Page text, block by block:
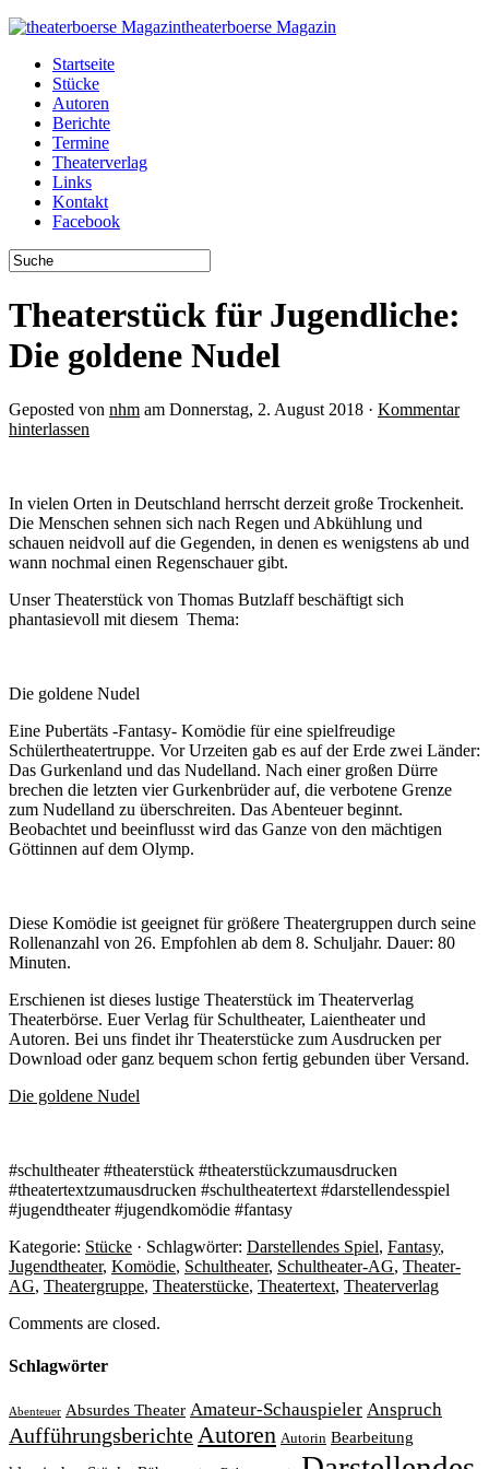
theaterboerse Magazin
Startseite
Stücke
Autoren
Berichte
Termine
Theaterverlag
Links
Kontakt
Facebook
Theaterstück für Jugendliche:
Die goldene Nudel
Geposted von nhm am Donnerstag, 2. August 2018 · Kommentar
hinterlassen
In vielen Orten in Deutschland herrscht derzeit große Trockenheit.
Die Menschen sehnen sich nach Regen und Abkühlung und
schauen neidvoll auf die Gegenden, in denen es wenigstens ab und
wann nochmal einen Regenschauer gibt.
Unser Theaterstück von Thomas Butzlaff beschäftigt sich
phantasievoll mit diesem Thema:
Die goldene Nudel
Eine Pubertäts -Fantasy- Komödie für eine spielfreudige
Schülertheatertruppe. Vor Urzeiten gab es auf der Erde zwei Länder:
Das Gurkenland und das Nudelland. Nach einer großen Dürre
brechen die letzten vier Gurkenbrüder auf, die verbotene Grenze
zum Nudelland zu überschreiten. Das Abenteuer beginnt.
Beobachtet und beeinflusst wird das Ganze von den mächtigen
Göttinnen auf dem Olymp.
Diese Komödie ist geeignet für größere Theatergruppen durch seine
Rollenanzahl von 26. Empfohlen ab dem 8. Schuljahr. Dauer: 80
Minuten.
Erschienen ist dieses lustige Theaterstück im Theaterverlag
Theaterbörse. Euer Verlag für Schultheater, Laientheater und
Autoren. Bei uns findet ihr Theaterstücke zum Ausdrucken per
Download oder ganz bequem schon fertig gebunden über Versand.
Die goldene Nudel
#schultheater #theaterstück #theaterstückzumausdrucken
#theatertextzumausdrucken #schultheatertext #darstellendesspiel
#jugendtheater #jugendkomödie #fantasy
Kategorie: Stücke · Schlagwörter: Darstellendes Spiel, Fantasy,
Jugendtheater, Komödie, Schultheater, Schultheater-AG, Theater-
AG, Theatergruppe, Theaterstücke, Theatertext, Theaterverlag
Comments are closed.
Schlagwörter
Abenteuer Absurdes Theater Amateur-Schauspieler Anspruch
AufführungsberichteAutoren Autorin Bearbeitung